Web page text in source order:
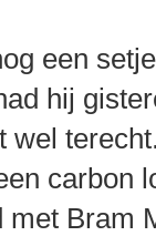
een
hij
wel
carbon
met Bram